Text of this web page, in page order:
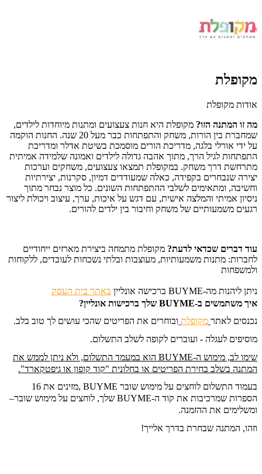
מקופלת
אודות מקופלת
מה זו המתנה הזו? מקופלת היא חנות צעצועים ומתנות מיוחדות לילדים,
שמחברת בין הורות, משחק והתפתחות כבר מעל 20 שנה. החנות הוקמה
על ידי אורלי בלגה, מדריכת הורים מוסמכת בשיטת אדלר ומדריכת
התפתחות לגיל הרך, מתוך אהבה גדולה לילדים ואמונה שלמידה אמיתית
מתרחשת דרך משחק. במקופלת תמצאו צעצועים, משחקים וערכות
יצירה שנבחרים בקפידה, כאלה שמעודדים דמיון, סקרנות, יצירתיות
וחשיבה, ומתאימים לשלבי ההתפתחות השונים. כל מוצר נבחר מתוך
ניסיון אמיתי והמלצה אישית, עם דגש על איכות, ערך, עיצוב ויכולת ליצור
רגעים משמעותיים של משחק וחיבור בין ילדים להורים.
עוד דברים שכדאי לדעת? מקופלת מתמחה ביצירת מארזים ייחודיים
לחברות: מתנות משמעותיות, מעוצבות ובלתי נשכחות לעובדים, ללקוחות
ולמשפחות
ניתן ליהנות מה-BUYME ברכישה אונליין באתר בית העסק
איך משתמשים ב-BUYME שלך ברכישות אונליין?
נכנסים לאתר מקופלת ובוחרים את הפריטים שהכי עושים לך טוב בלב.
מוסיפים לעגלה - ועוברים לקופה לשלב התשלום.
שימו לב, מימוש ה-BUYME הוא במעמד התשלום, ולא ניתן לממש את
המתנה בשלב בחירת הפריטים או בחלונית "קוד קופון או גיפטקארד".
בעמוד התשלום לוחצים על מימוש שובר BUYME ,
מזינים את 16
הספרות שמרכיבות את קוד ה-BUYME שלך, לוחצים על מימוש שובר
–
ומשלימים את ההזמנה.
וזהו, המתנה שבחרת בדרך אלייך!